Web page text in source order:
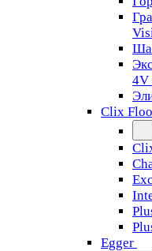
4V
Clix
Egger